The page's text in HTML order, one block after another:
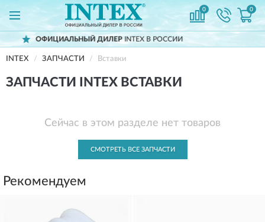
0 0
ДИЛЕРINTEX В РОССИИ
INTEX ЗАПЧАСТИ Вставки
ЗАПЧАСТИ INTEX ВСТАВКИ
Сейчас в этом разделе нет товаров
СМОТРЕТЬ ВСЕ ЗАПЧАСТИ
Рекомендуем